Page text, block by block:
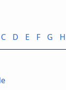
C D E F G H